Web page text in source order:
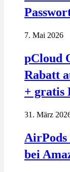
7. Mai 2026
pCloud
Rabatt
+ gratis
31. März
AirPods
bei